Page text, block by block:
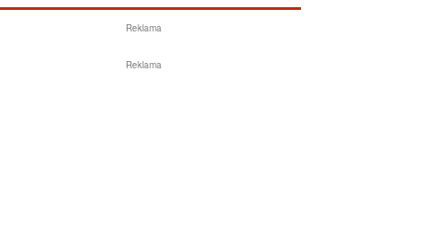
Reklama
Reklama